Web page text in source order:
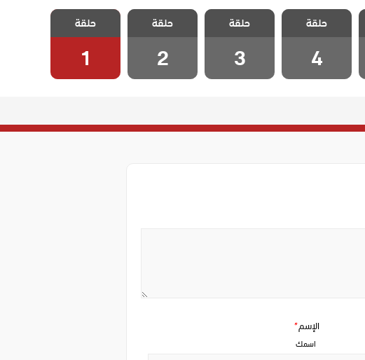
مسلسل اسمه
حب الحلقة 4
حلقة
4
مسلسل اسمه
حب الحلقة 3
حلقة
3
مسلسل اسمه
حب الحلقة 2
حلقة
2
مسلسل اسمه
حب الحلقة 1
حلقة
1
الإسم*
اسمك